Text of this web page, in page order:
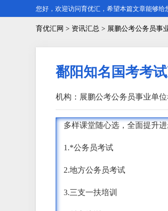
您好，欢迎访问育优汇，希望本篇文章能够给
育优汇网 > 资讯汇总 > 展鹏公考公务员事
鄱阳知名国考考
机构：展鹏公考公务员事业单
多样课堂随心选，全面提升
1.*公务员考试
2.地方公务员考试
3.三支一扶培训